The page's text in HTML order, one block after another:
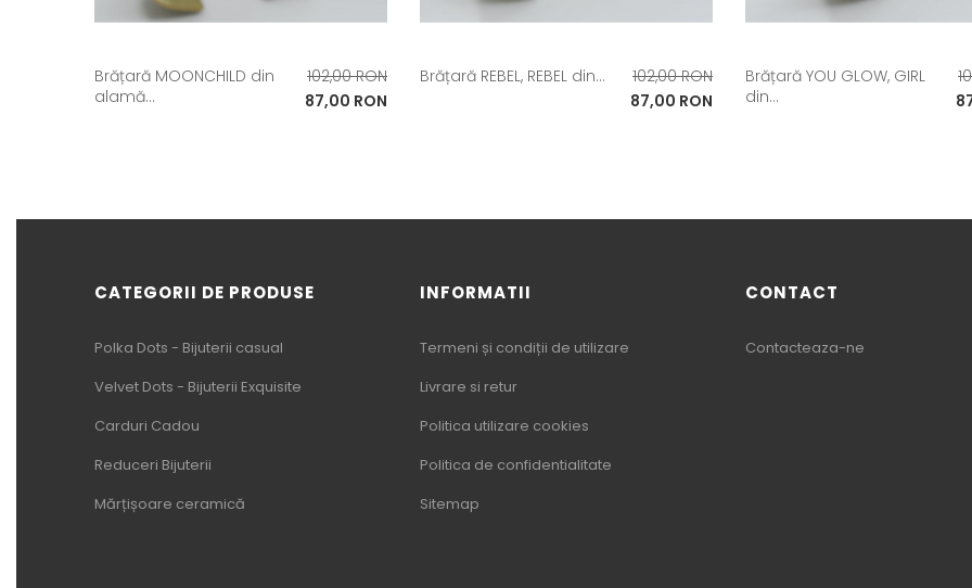
Brățară MOONCHILD din
alamă...
Pret
de
102,00 RON
Pret
87,00 RON
Brățară REBEL, REBEL din...
Pret
de
102,00 RON
Pret
87,00 RON
Brățară YOU GLOW, GIRL
din...
CATEGORII DE PRODUSE
Polka Dots - Bijuterii casual
Velvet Dots - Bijuterii Exquisite
Carduri Cadou
Reduceri Bijuterii
Mărțișoare ceramică
INFORMATII
Termeni și condiții de utilizare
Livrare si retur
Politica utilizare cookies
Politica de confidentialitate
Sitemap
CONTACT
Contacteaza-ne